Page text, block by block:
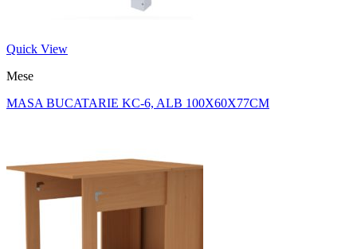
Quick View
Mese
MASA BUCATARIE KC-6, ALB 100X60X77CM